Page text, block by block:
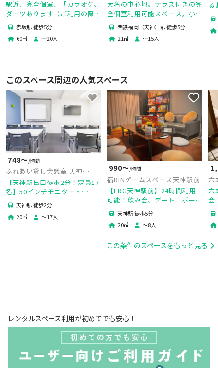
駅近、完全個室、「カラオケ、
ダーツあります（ご利用の際
は お問合せ下さい）」
赤坂駅 徒歩5分
60㎡ 〜20人
大名の中心地。テラス付きの完
全個室利用可能スペース。小規
模パーティーに最適！BBQ、
撮影会などもOKです！
西鉄福岡（天神）駅 徒歩5分
21㎡ 〜15人
る
ス
このスペース周辺の人気スペース
748〜/時間
ふれあい貸し会議室 天神
No151
【天神駅出口徒歩2分！定員17
名】50インチモニター・
10Gbps光回線・WiFi全て無
料！ふれあい貸し会議室 天神
No151
天神駅 徒歩2分
20㎡ 〜17人
990〜/時間
福RINゲームスペース天神駅前
【FRG天神駅前】24時間利用
可能！飲み会、デート、ボード
ゲーム、写真撮影にも最適！🎲
🍻💕
天神駅 徒歩5分
20㎡ 〜8人
六
六
会
この条件のスペースをもっと見る
レンタルスペース利用が初めてでも安心！